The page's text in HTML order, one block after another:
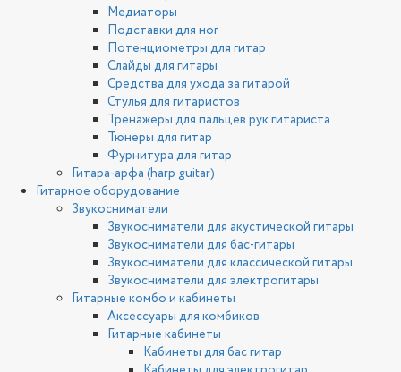
Медиаторы
Подставки для ног
Потенциометры для гитар
Слайды для гитары
Средства для ухода за гитарой
Стулья для гитаристов
Тренажеры для пальцев рук гитариста
Тюнеры для гитар
Фурнитура для гитар
Гитара-арфа (harp guitar)
Гитарное оборудование
Звукосниматели
Звукосниматели для акустической гитары
Звукосниматели для бас-гитары
Звукосниматели для классической гитары
Звукосниматели для электрогитары
Гитарные комбо и кабинеты
Аксессуары для комбиков
Гитарные кабинеты
Кабинеты для бас гитар